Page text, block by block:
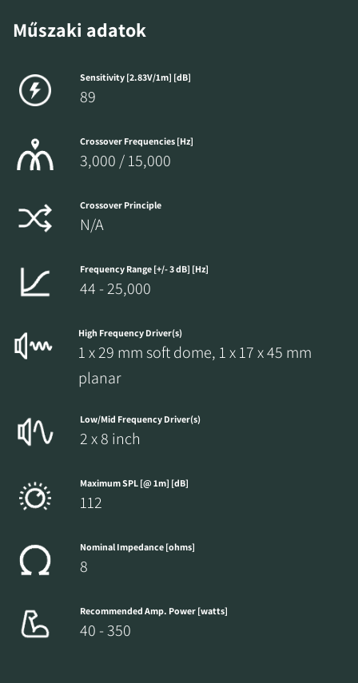
Műszaki adatok
Sensitivity [2.83V/1m] [dB]
89
Crossover Frequencies [Hz]
3,000 / 15,000
Crossover Principle
N/A
Frequency Range [+/- 3 dB] [Hz]
44 - 25,000
High Frequency Driver(s)
1 x 29 mm soft dome, 1 x 17 x 45 mm
planar
Low/Mid Frequency Driver(s)
2 x 8 inch
Maximum SPL [@ 1m] [dB]
112
Nominal Impedance [ohms]
8
Recommended Amp. Power [watts]
40 - 350